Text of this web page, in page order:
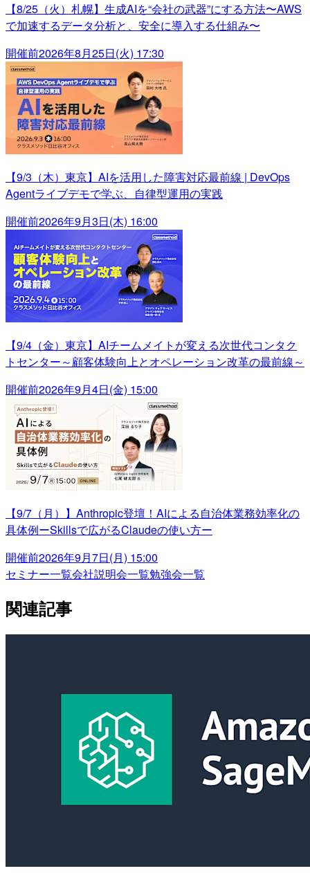
【8/25（火）札幌】生成AIを“会社の武器”にする方法〜AWS
で加速するデータ分析と、安全に導入する仕組み〜
開催前2026年8月25日(火) 17:30
【9/3（木）東京】AIを活用した障害対応最前線 | DevOps
Agentライブデモで学ぶ、自律型運用の実践
開催前2026年9月3日(木) 16:00
【9/4（金）東京】AIチームメイトが変える次世代コンタク
トセンター～顧客体験向上とオペレーション改革の最前線～
開催前2026年9月4日(金) 15:00
【9/7（月）】Anthropic登壇！AIによる自治体業務効率化の
具体例ーSkillsで広がるClaudeの使い方ー
開催前2026年9月7日(月) 15:00
セミナー一覧会社説明会一覧勉強会一覧
関連記事